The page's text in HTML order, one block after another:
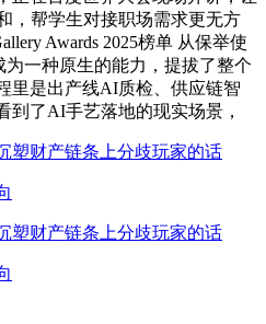
，帮学生对接职场需求更无方
Awards 2025榜单 从保举使
一种原生的能力，提拔了整个
里是出产线AI质检、供应链智
到了AI手艺落地的现实场景，
塑财产链条上分歧玩家的话
塑财产链条上分歧玩家的话